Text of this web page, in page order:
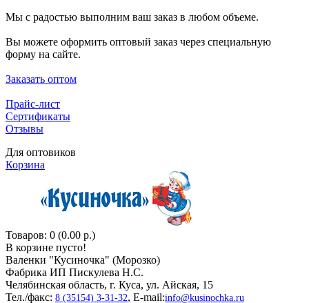
Мы с радостью выполним ваш заказ в любом объеме.
Вы можете оформить оптовый заказ через специальную
форму на сайте.
Заказать оптом
Прайс-лист
Сертификаты
Отзывы
Для оптовиков
Корзина
Товаров: 0 (0.00 р.)
В корзине пусто!
Валенки "Кусиночкa" (Морозко)
Фабрика ИП Пискулева Н.С.
Челябинская область, г. Куса, ул. Айская, 15
Тел./факс: 8 (35154) 3-31-32, E-mail:info@kusinochka.ru